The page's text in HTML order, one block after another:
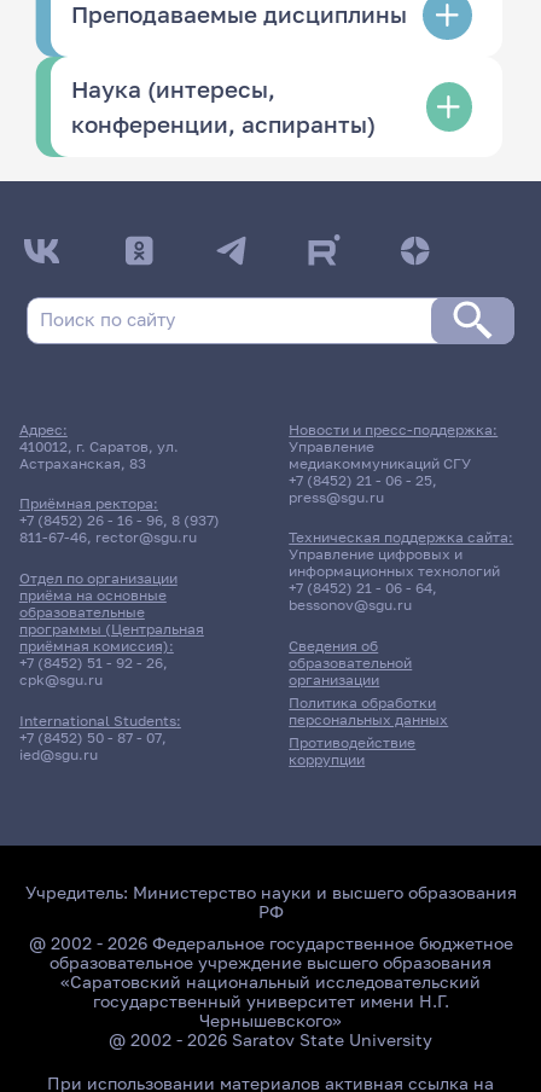
Преподаваемые дисциплины
Наука (интересы,
конференции, аспиранты)
Адрес:
410012, г. Саратов, ул.
Астраханская, 83
Приёмная ректора:
+7 (8452) 26 - 16 - 96, 8 (937)
811-67-46, rector@sgu.ru
Отдел по организации
приёма на основные
образовательные
программы (Центральная
приёмная комиссия):
+7 (8452) 51 - 92 - 26,
cpk@sgu.ru
International Students:
+7 (8452) 50 - 87 - 07,
ied@sgu.ru
Сведения об
образовательной
организации
Политика обработки
персональных данных
Противодействие
коррупции
Новости и пресс-поддержка:
Управление
медиакоммуникаций СГУ
+7 (8452) 21 - 06 - 25,
press@sgu.ru
Техническая поддержка сайта:
Управление цифровых и
информационных технологий
+7 (8452) 21 - 06 - 64,
bessonov@sgu.ru
Учредитель: Министерство науки и высшего образования
РФ
@ 2002 - 2026 Федеральное государственное бюджетное
образовательное учреждение высшего образования
«Саратовский национальный исследовательский
государственный университет имени Н.Г.
Чернышевского»
@ 2002 - 2026 Saratov State University
При использовании материалов активная ссылка на